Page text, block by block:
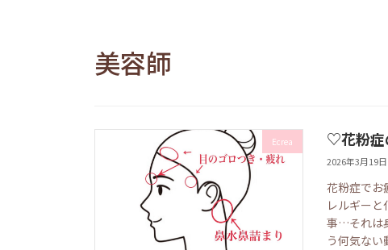
美容師
Ecrea ♡花粉
2026年3月19日
花粉症でお
レルギー
事…それは
う何気な